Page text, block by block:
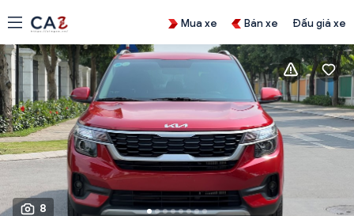
Mua xe Bán xe Đấu giá xe
8